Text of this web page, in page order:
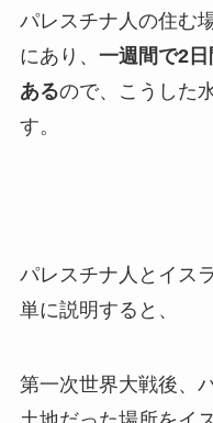
パレスチナ人の住む
にあり、 一週間で2
あるので、こうした
す。
パレスチナ人とイス
単に説明すると、
第一次世界大戦後、